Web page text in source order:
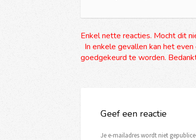
Enkel nette reacties. Mocht dit
In enkele gevallen kan het
goedgekeurd te worden.
Geef een reactie
Je e-mailadres wordt niet